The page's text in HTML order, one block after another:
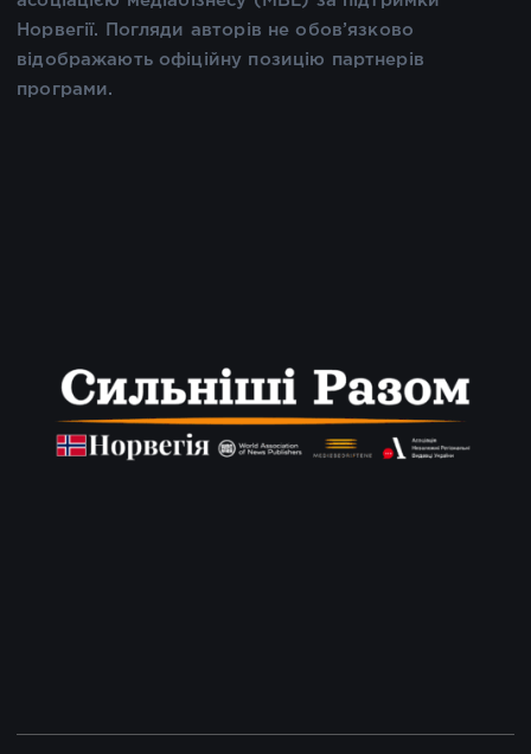
Норвегії. Погляди авторів не обов’язково
відображають офіційну позицію партнерів
програми.